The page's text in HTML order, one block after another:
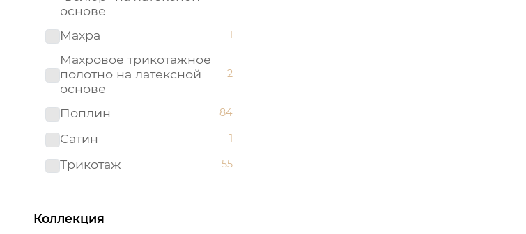
основе
Махра 1
Махровое трикотажное
полотно на латексной
основе
2
Поплин 84
Сатин 1
Трикотаж 55
Коллекция